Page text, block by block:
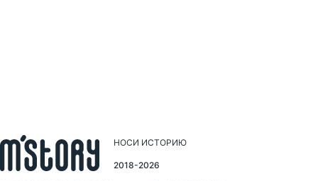
НОСИ ИСТОРИЮ
2018-2026